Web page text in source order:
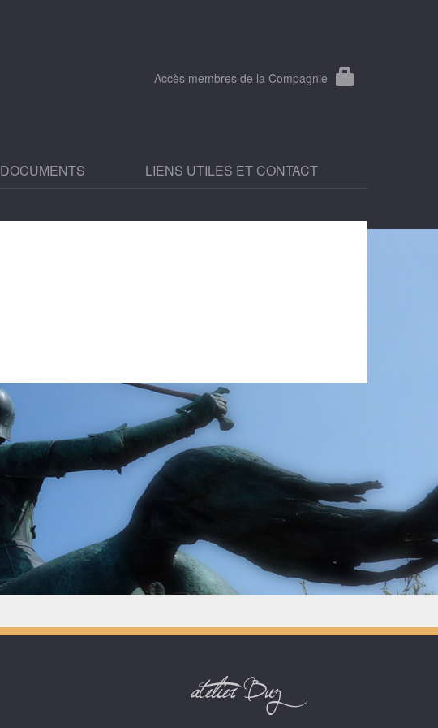
Accès membres de la Compagnie
DOCUMENTS LIENS UTILES ET CONTACT